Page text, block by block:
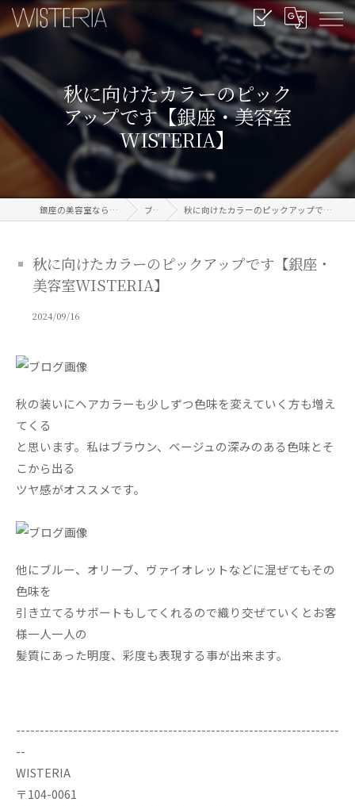
秋に向けたカラーのピック
アップです【銀座・美容室
WISTERIA】
銀座の美容室なら信頼のWISTERIA ブログ 秋に向けたカラーのピックアップです【銀座・美容室WISTERIA】
秋に向けたカラーのピックアップです【銀座・
美容室WISTERIA】
2024/09/16
秋の装いにヘアカラーも少しずつ色味を変えていく方も増え
てくる
と思います。私はブラウン、ベージュの深みのある色味とそ
こから出る
ツヤ感がオススメです。
他にブルー、オリーブ、ヴァイオレットなどに混ぜてもその
色味を
引き立てるサポートもしてくれるので織り交ぜていくとお客
様一人一人の
髪質にあった明度、彩度も表現する事が出来ます。
--------------------------------------------------------------------
--
WISTERIA
〒104-0061